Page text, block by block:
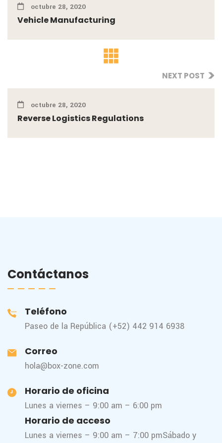
octubre 28, 2020
Vehicle Manufacturing
NEXT POST
octubre 28, 2020
Reverse Logistics Regulations
Contáctanos
Teléfono
Paseo de la República (+52) 442 914 6938
Correo
hola@box-zone.com
Horario de oficina
Lunes a viernes – 9:00 am – 6:00 pm
Horario de acceso
Lunes a viernes – 9:00 am – 7:00 pmSábado y